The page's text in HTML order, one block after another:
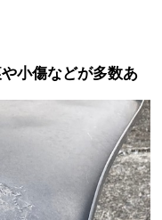
小傷などが多数あ